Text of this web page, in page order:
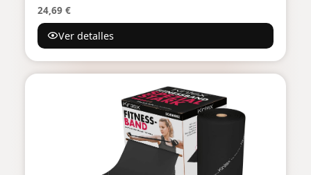
Elasticas Musculacion con Bolsa de
Transporte para Entrenar Powerlifting
Fitness Yoga
24,69 €
Ver detalles